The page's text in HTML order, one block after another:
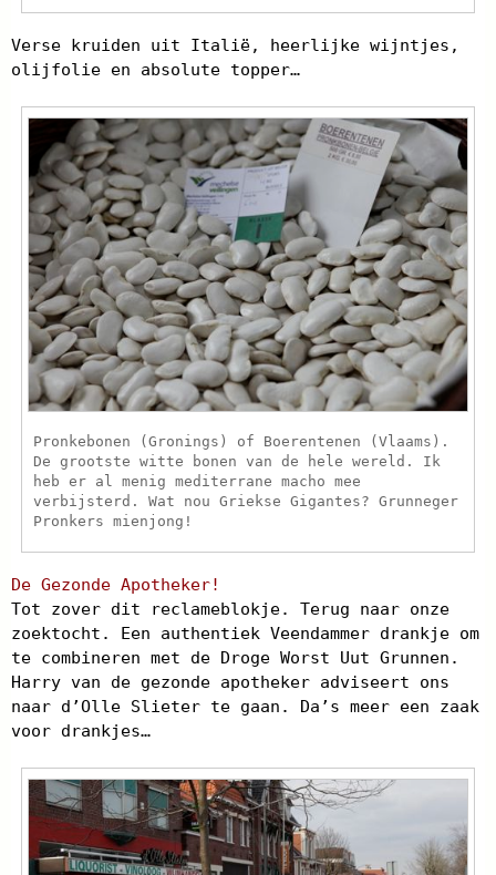
Verse kruiden uit Italië, heerlijke wijntjes,
olijfolie en absolute topper…
Pronkebonen (Gronings) of Boerentenen (Vlaams).
De grootste witte bonen van de hele wereld. Ik
heb er al menig mediterrane macho mee
verbijsterd. Wat nou Griekse Gigantes? Grunneger
Pronkers mienjong!
De Gezonde Apotheker!
Tot zover dit reclameblokje. Terug naar onze
zoektocht. Een authentiek Veendammer drankje om
te combineren met de Droge Worst Uut Grunnen.
Harry van de gezonde apotheker adviseert ons
naar d’Olle Slieter te gaan. Da’s meer een zaak
voor drankjes…